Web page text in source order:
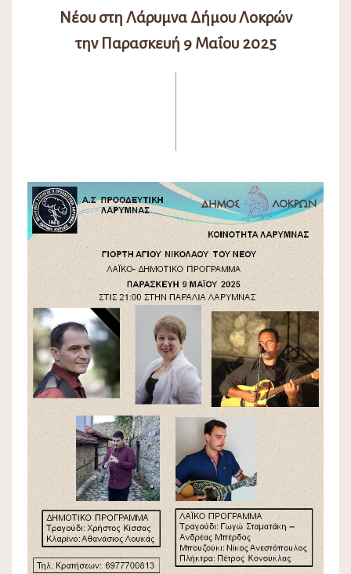
Νέου στη Λάρυμνα Δήμου Λοκρών
την Παρασκευή 9 Μαΐου 2025